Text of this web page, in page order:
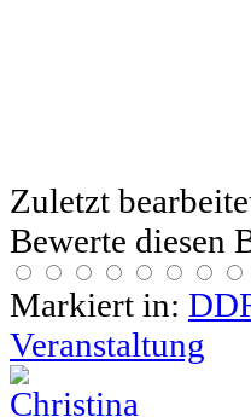
Zuletzt
Bewerte diesen
Markiert in:
Veranstaltung